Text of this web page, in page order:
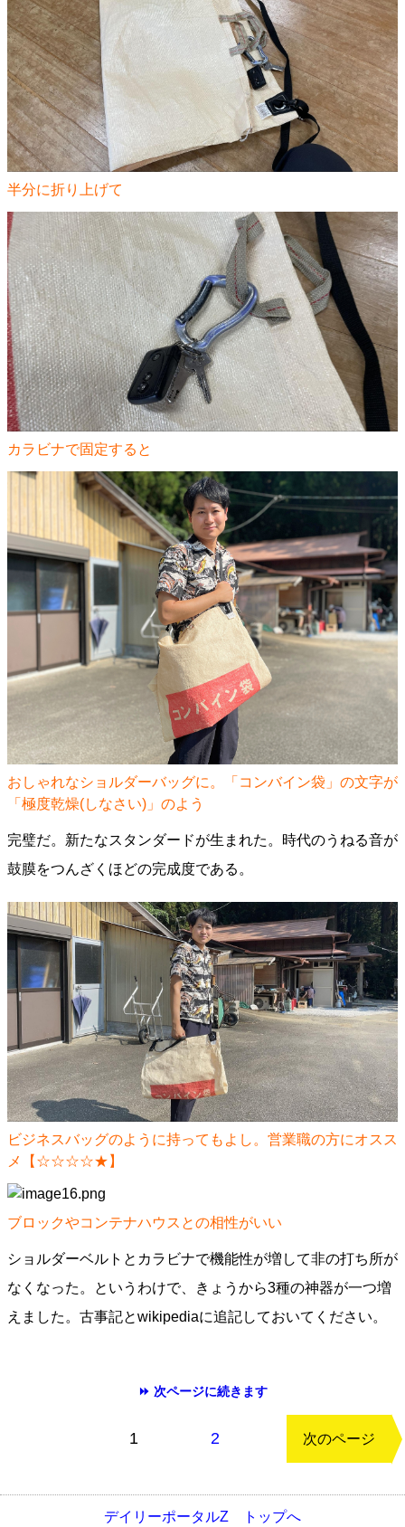
半分に折り上げて
カラビナで固定すると
おしゃれなショルダーバッグに。「コンバイン袋」の文字が
「極度乾燥(しなさい)」のよう
完璧だ。新たなスタンダードが生まれた。時代のうねる音が
鼓膜をつんざくほどの完成度である。
ビジネスバッグのように持ってもよし。営業職の方にオスス
メ【☆☆☆☆★】
ブロックやコンテナハウスとの相性がいい
ショルダーベルトとカラビナで機能性が増して非の打ち所が
なくなった。というわけで、きょうから3種の神器が一つ増
えました。古事記とwikipediaに追記しておいてください。
⏩ 次ページに続きます
1 2 次のページ
デイリーポータルZ トップへ